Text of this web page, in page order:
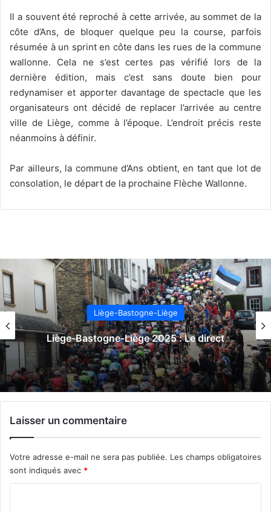
Il a souvent été reproché à cette arrivée, au sommet de la
côte d’Ans, de bloquer quelque peu la course, parfois
résumée à un sprint en côte dans les rues de la commune
wallonne. Cela ne s’est certes pas vérifié lors de la
dernière édition, mais c’est sans doute bien pour
redynamiser et apporter davantage de spectacle que les
organisateurs ont décidé de replacer l’arrivée au centre
ville de Liège, comme à l’époque. L’endroit précis reste
néanmoins à définir.
Par ailleurs, la commune d’Ans obtient, en tant que lot de
consolation, le départ de la prochaine Flèche Wallonne.
Liège-Bastogne-Liège
Liège-Bastogne-Liège 2025 : Le direct
Laisser un commentaire
Votre adresse e-mail ne sera pas publiée. Les champs obligatoires
sont indiqués avec *